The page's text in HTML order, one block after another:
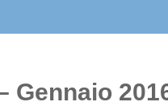
Gennaio